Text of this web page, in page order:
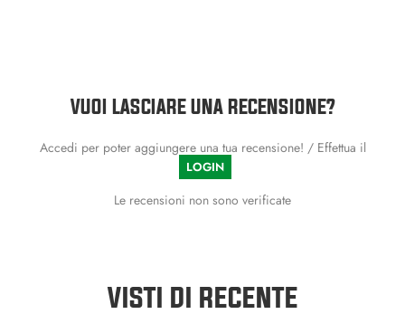
VUOI LASCIARE UNA RECENSIONE?
Accedi per poter aggiungere una tua recensione! / Effettua il
LOGIN
Le recensioni non sono verificate
VISTI DI RECENTE